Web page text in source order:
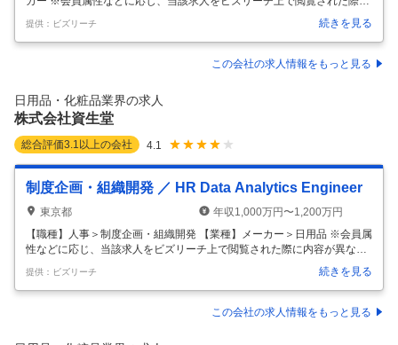
内容が異なる場合があります 【募集背景】 新薬開発におけるCMC（化
学・製造・管理）部門の強化を図るため、専門的な知識と経験を持つ人
材を求めています。 医薬品業界の変化が加速する中、特にバイオ関連の
知識を有する人材の確保が急務となっています。 より高品質な新薬を迅
方を募集します。 【事業・組織紹介】 キッセイ薬品工業株式会社は、腎
臓病や泌尿器系疾患及び希少疾病に特化した医療用医薬品の開発・製
造・販売を…
提供：ビズリーチ 続きを見る
この会社の求人情報をもっと見る
日用品・化粧品業界の求人
株式会社資生堂
総合評価3.1 以上の会社 4.1
制度企画・組織開発 ／ HR Data Analytics Engineer
東京都
年収1,000万円〜1,200万円
【職種】人事＞制度企画・組織開発 【業種】メーカー＞日用品 ※会員属
性などに応じ、当該求人をビズリーチ上で閲覧された際に内容が異なる
場合があります ◆Overview 本ポジションは、すでに整備された環境で
高度な分析を行う「一般的なデータアナリスト」ではなく、組織のデー
タ変革をリードする「Enabler & Builder（推進・構築者）」を求めてい
ます。散在する人事データのクレンジング、データガバナンスの確立、
基盤」の構築をend to end で担います。 ◆Role and Responsibility デー
提供：ビズリーチ 続きを見る
この会社の求人情報をもっと見る